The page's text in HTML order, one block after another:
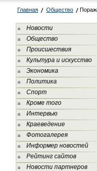
Главная Общество
Новости
Общество
Происшествия
Культура и искусство
Экономика
Политика
Спорт
Кроме того
Интервью
Краеведение
Фотогалерея
Информер новостей
Рейтинг сайтов
Новости партнеров